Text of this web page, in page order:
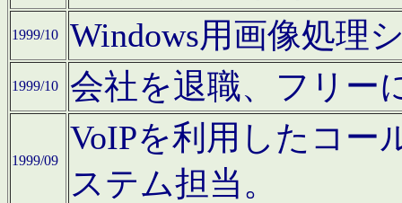
1999/10 Windows用画像処理
1999/10 会社を退職、フリー
1999/09
VoIPを利用したコー
ステム担当。